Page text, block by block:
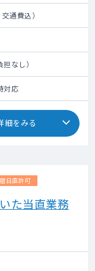
通費込）
なし）
対応
細をみる
宿日直許可
た当直業務